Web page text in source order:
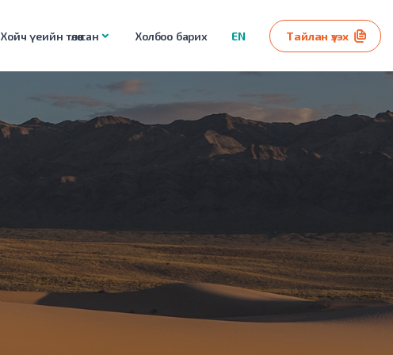
Хойч үеийн төлөө сан Холбоо барих EN Тайлан үзэх